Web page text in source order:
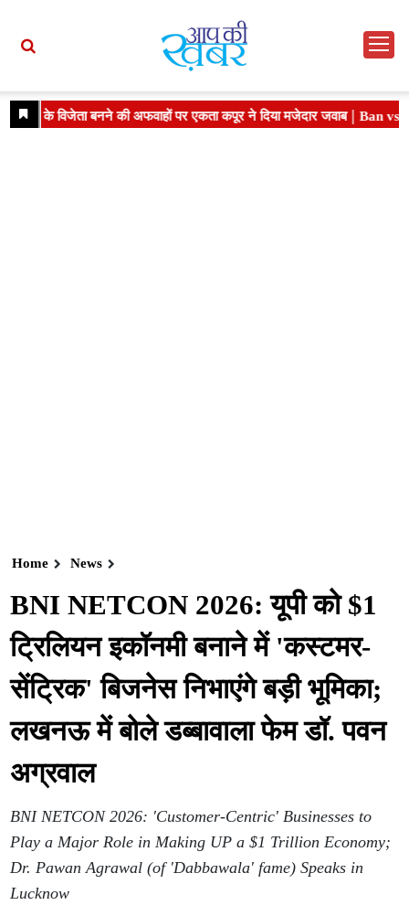
Home News
BNI NETCON 2026: यूपी को $1
ट्रिलियन इकॉनमी बनाने में 'कस्टमर-
सेंट्रिक' बिजनेस निभाएंगे बड़ी भूमिका;
लखनऊ में बोले डब्बावाला फेम डॉ. पवन
अग्रवाल
BNI NETCON 2026: 'Customer-Centric' Businesses to
Play a Major Role in Making UP a $1 Trillion Economy;
Dr. Pawan Agrawal (of 'Dabbawala' fame) Speaks in
Lucknow